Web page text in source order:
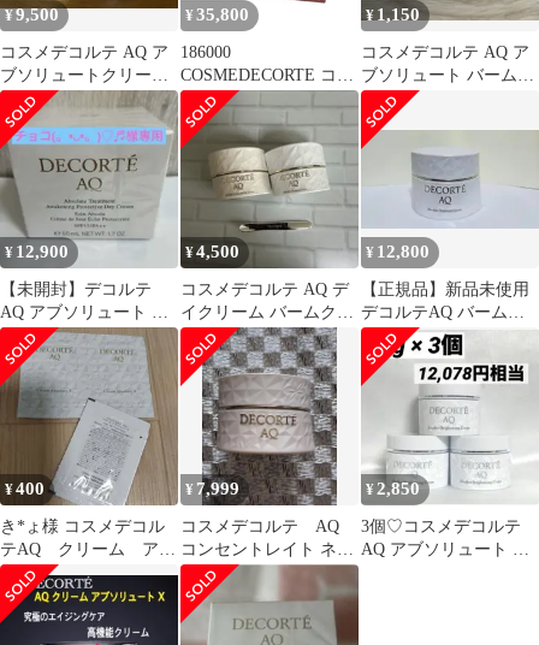
¥9,500
コスメデコルテ AQ ア
ブソリュートクリーム
ブライト クリーム50g
美品
¥ 35,800
186000
COSMEDECORTE コス
メデコルテ 化粧品 9点
まとめ売り
¥ 1,150
コスメデコルテ AQ ア
ブソリュート バームク
リーム エラスティック
6g
¥ 12,900
【未開封】デコルテ
AQ アブソリュート デ
イクリームアウェイク
ニングプロテクト
¥4,500
コスメデコルテ AQ デ
イクリーム バームクリ
ーム 10g セット 新品
未使用
¥ 12,800
【正規品】新品未使用
デコルテAQ バームク
リーム50g 【早い者勝
ち】
¥400
き*ょ様 コスメデコル
テAQ クリーム アブ
ソリュート X
¥ 7,999
コスメデコルテ AQ
コンセントレイト ネッ
ククリーム
¥2,850
3個♡コスメデコルテ
AQ アブソリュート ク